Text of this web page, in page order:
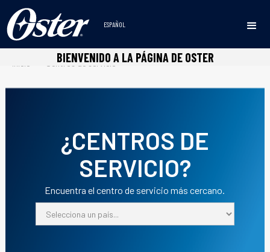
ESPAÑOL
BIENVENIDO A LA PÁGINA DE OSTER
https://osterlineablanca.com/
Centros de servicio
¿CENTROS DE
SERVICIO?
Encuentra el centro de servicio más cercano.